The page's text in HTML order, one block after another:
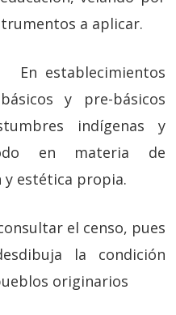
a aplicar.
y pre-básicos
indígenas y
en materia de
estética propia.
el censo, pues
la condición
originarios